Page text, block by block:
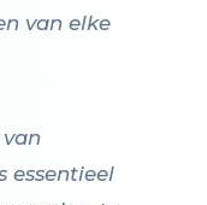
van elke
essentieel